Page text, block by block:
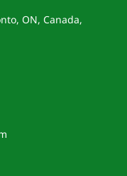
ON, Canada,